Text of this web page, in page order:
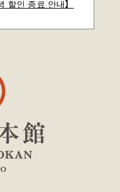
할인 종료 안내】